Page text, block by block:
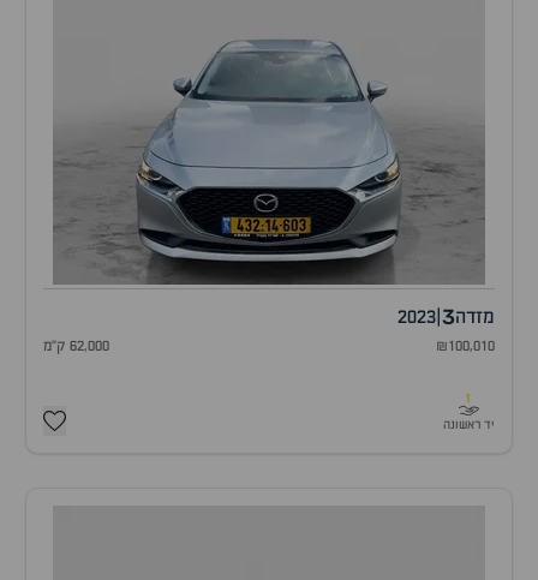
מזדה3
2023
₪100,010 62,000 ק"מ
1
יד ראשונה